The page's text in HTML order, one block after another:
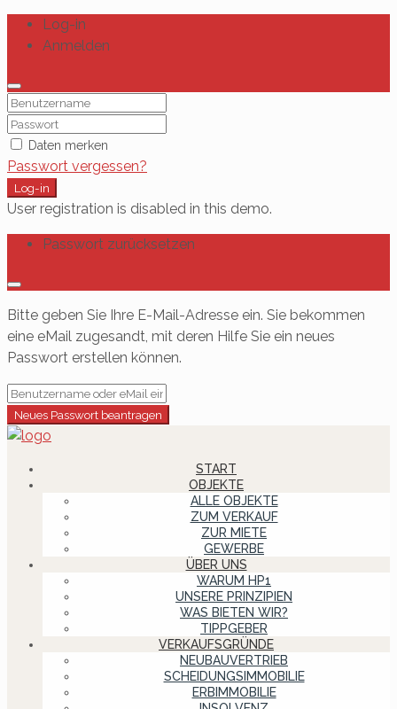
Log-in
Anmelden
Daten merken
Passwort vergessen?
Log-in
User registration is disabled in this demo.
Passwort zurücksetzen
Bitte geben Sie Ihre E-Mail-Adresse ein. Sie bekommen
eine eMail zugesandt, mit deren Hilfe Sie ein neues
Passwort erstellen können.
Neues Passwort beantragen
START
OBJEKTE
ALLE OBJEKTE
ZUM VERKAUF
ZUR MIETE
GEWERBE
ÜBER UNS
WARUM HP1
UNSERE PRINZIPIEN
WAS BIETEN WIR?
TIPPGEBER
VERKAUFSGRÜNDE
NEUBAUVERTRIEB
SCHEIDUNGSIMMOBILIE
ERBIMMOBILIE